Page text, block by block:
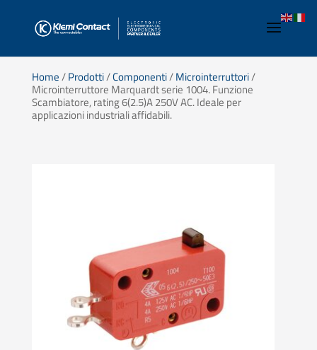
Home/Prodotti/Componenti/Microinterruttori/
Microinterruttore Marquardt serie 1004. Funzione
Scambiatore, rating 6(2.5)A 250V AC. Ideale per
applicazioni industriali affidabili.